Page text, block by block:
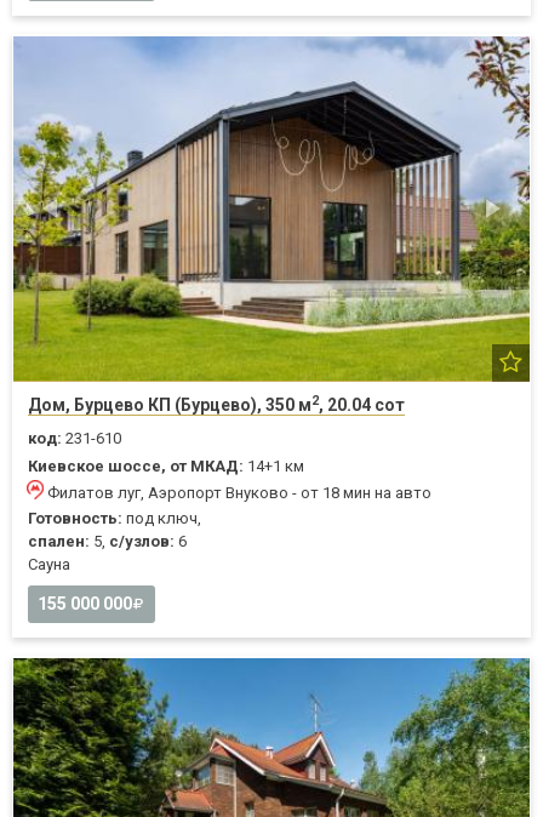
Дом, Бурцево КП (Бурцево), 350 м2, 20.04 сот
код: 231-610
Киевское шоссе, от МКАД: 14+1 км
Филатов луг, Аэропорт Внуково - от 18 мин на авто
Готовность: под ключ,
спален: 5, с/узлов: 6
Cауна
155 000 000